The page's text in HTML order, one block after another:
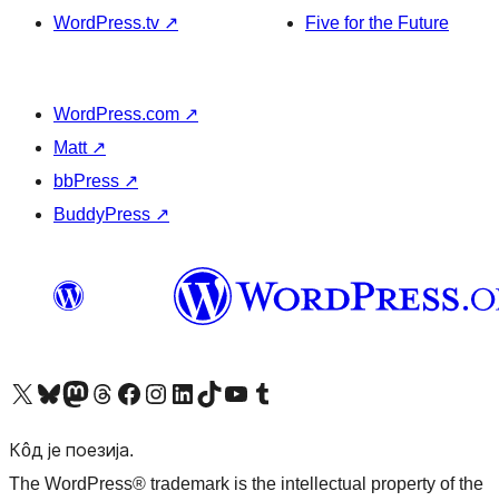
WordPress.tv ↗
Five for the Future
WordPress.com ↗
Matt ↗
bbPress ↗
BuddyPress ↗
Visit our X (formerly Twitter) account
Посетите наш Bluesky налог
Visit our Mastodon account
Посетите наш налог на Threads-у Visit our Facebook pageПосетите наш Инстаграм налог
Visit our LinkedIn account
Посетите наш TikTok налог
Visit our YouTube channel
Посетите наш Tumblr налог
Кôд је поезија.
The WordPress® trademark is the intellectual property of the